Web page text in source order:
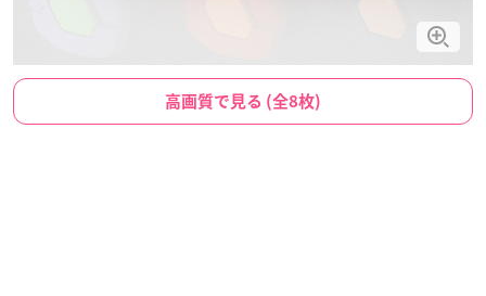
高画質で見る (全8枚)